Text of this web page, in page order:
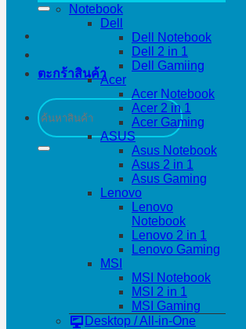
ตะกร้าสินค้า
ค้นหา:
Notebook
Dell
Dell Notebook
Dell 2 in 1
Dell Gamiing
Acer
Acer Notebook
Acer 2 in 1
Acer Gaming
ASUS
Asus Notebook
Asus 2 in 1
Asus Gaming
Lenovo
Lenovo
Notebook
Lenovo 2 in 1
Lenovo Gaming
MSI
MSI Notebook
MSI 2 in 1
MSI Gaming
Desktop / All-in-One